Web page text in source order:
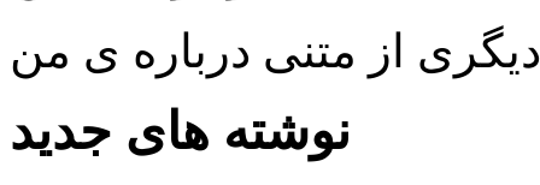
نوشته های جدید